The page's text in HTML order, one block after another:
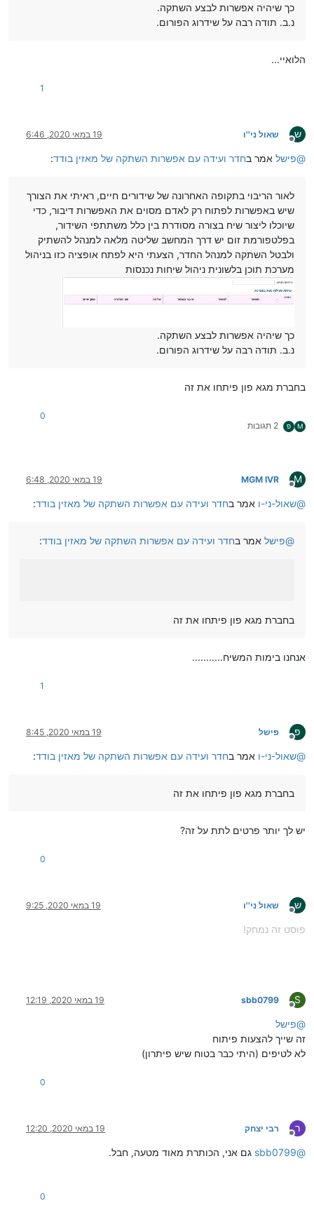
כך שיהיה אפשרות לבצע השתקה.
נ.ב. תודה רבה על שידרוג הפורום.
הלואיי...
1
ש
מנותק
שאול ני''ו 19 במאי 2020, 6:46
@פישל אמר בחדר ועידה עם אפשרות השתקה של מאזין בודד:
לאור הריבוי בתקופה האחרונה של שידורים חיים, ראיתי את הצורך
שיש באפשרות לפתוח רק לאדם מסוים את האפשרות דיבור, כדי
שיוכלו ליצור שיח בצורה מסודרת בין כלל משתתפי השידור,
בפלטפורמת זום יש דרך המחשב שליטה מלאה למנהל להשתיק
ולבטל השתקה למנהל החדר, הצעתי היא לפתח אופציה כזו בניהול
מערכת תוכן בלשונית ניהול שיחות נכנסות
כך שיהיה אפשרות לבצע השתקה.
נ.ב. תודה רבה על שידרוג הפורום.
בחברת מגא פון פיתחו את זה
M פ 2 תגובות
0
M
מנותק
MGM IVR 19 במאי 2020, 6:48
@שאול-ני-ו אמר בחדר ועידה עם אפשרות השתקה של מאזין בודד:
@פישל אמר בחדר ועידה עם אפשרות השתקה של מאזין בודד:
בחברת מגא פון פיתחו את זה
אנחנו בימות המשיח...........
1
פ
מנותק
פישל 19 במאי 2020, 8:45
@שאול-ני-ו אמר בחדר ועידה עם אפשרות השתקה של מאזין בודד:
בחברת מגא פון פיתחו את זה
יש לך יותר פרטים לתת על זה?
0
ש
מנותק
שאול ני''ו 19 במאי 2020, 9:25
פוסט זה נמחק!
S
מנותק
sbb0799 19 במאי 2020, 12:19
@פישל
זה שייך להצעות פיתוח
לא לטיפים (היתי כבר בטוח שיש פיתרון)
0
ר
מנותק
רבי יצחק 19 במאי 2020, 12:20
@
sbb0799 גם אני, הכותרת מאוד מטעה, חבל.
0